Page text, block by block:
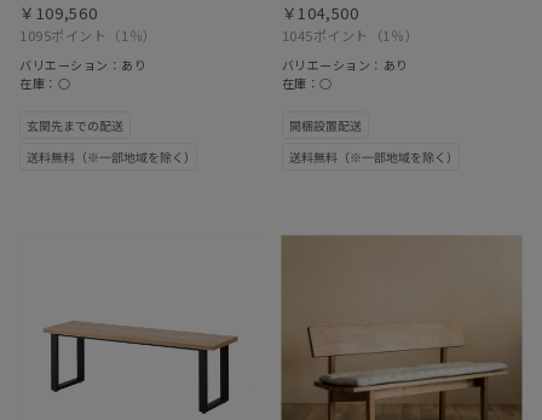
1095ポイント （1％）
￥109,560
バリエーション：あり
在庫：○
1045ポイント （1％）
￥104,500
バリエーション：あり
在庫：○